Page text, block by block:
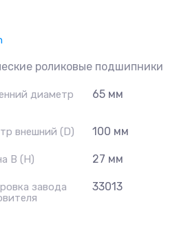
роликовые подшипники
диаметр
65 мм
внешний (D) 100 мм
B (H) 27 мм
завода
33013